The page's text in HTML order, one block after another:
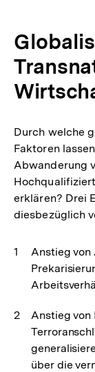
Durch welche
Faktoren
Abwanderung
erklären? Drei
diesbezüglich
Anstieg von
Anstieg von
über die